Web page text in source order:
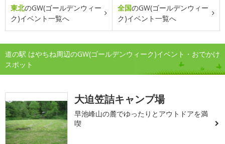
東北のGW(ゴールデンウィー
ク)イベント一覧へ
全国のGW(ゴールデンウィー
ク)イベント一覧へ
道の駅 はやちね周辺のGW(ゴールデンウィーク)イベント・おでかけ
スポット
大迫笠詰キャンプ場
早池峰山の麓でゆったりとアウトドアを満
喫